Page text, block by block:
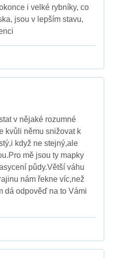
i velké rybníky, co
jsou v lepším stavu,
v nějaké rozumné
kvůli němu snižovat k
když ne stejný,ale
mě jsou ty mapky
půdy.Větší váhu
nám řekne víc,než
dá odpověď na to Vámi